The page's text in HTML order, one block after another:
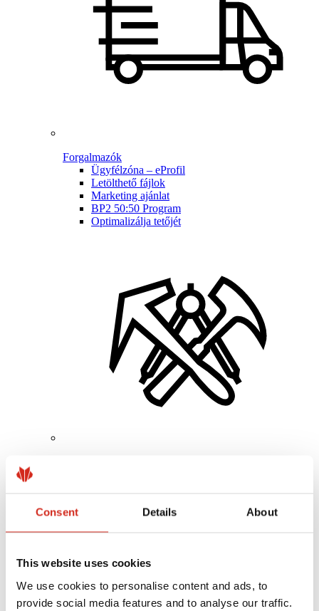
Consent Details About
This website uses cookies
We use cookies to personalise content and ads, to
provide social media features and to analyse our traffic.
Forgalmazók
Ügyfélzóna – eProfil
Letölthető fájlok
Marketing ajánlat
BP2 50:50 Program
Optimalizálja tetőjét
Szerelési útmutatók
Optimalizálja tetőjét